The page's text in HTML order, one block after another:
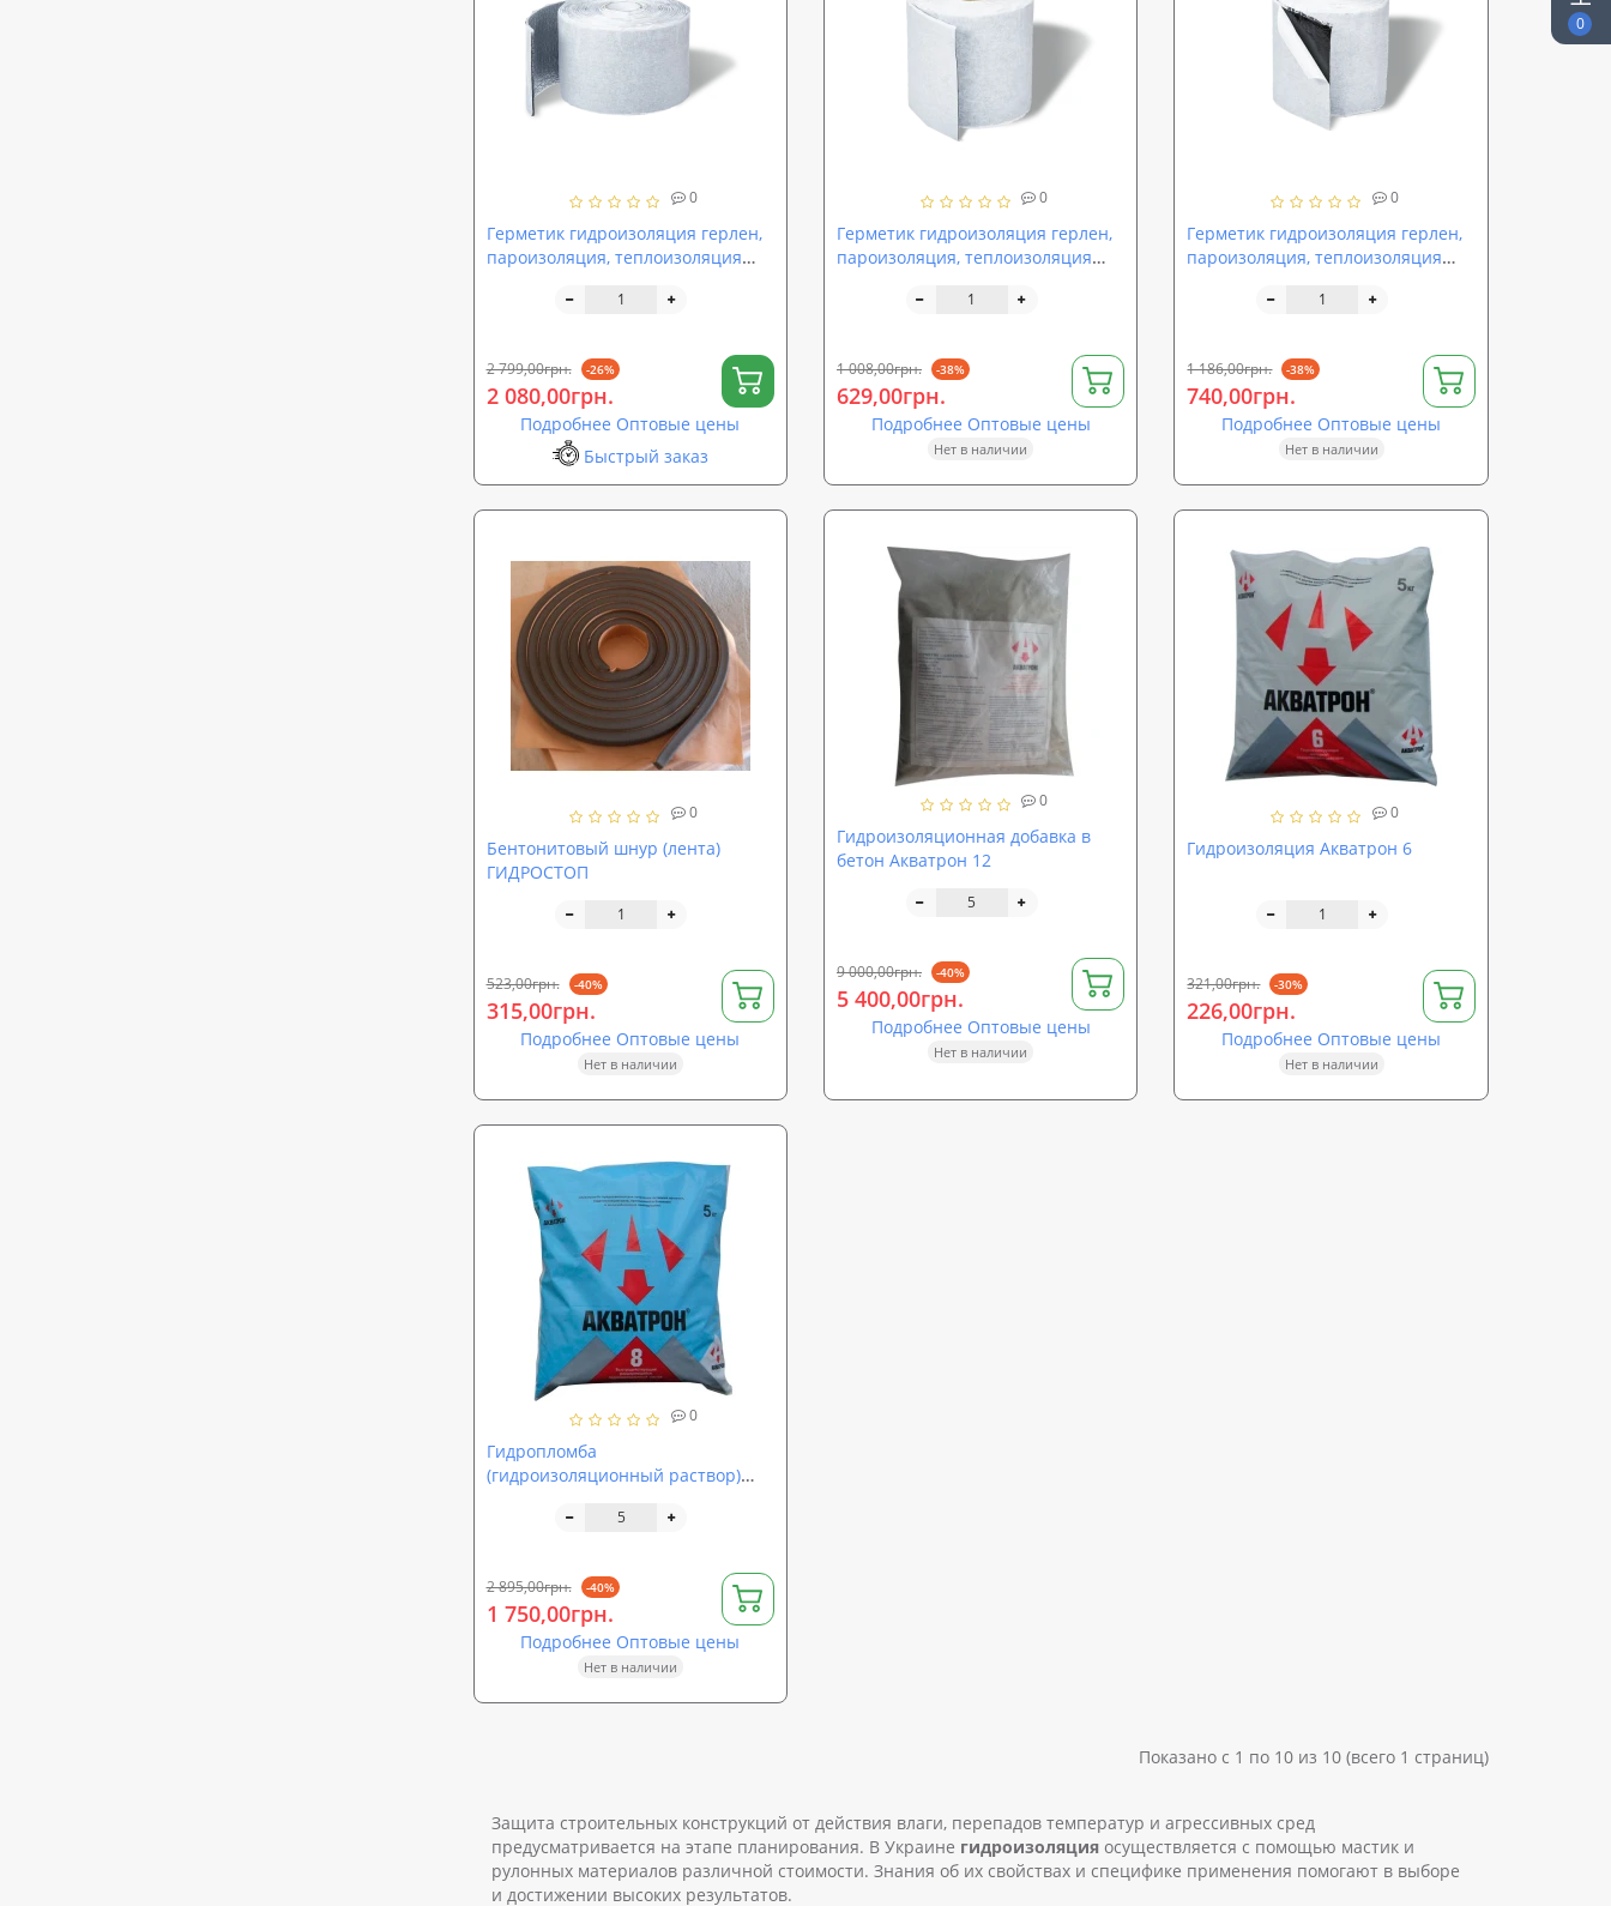
0
0
Герметик гидроизоляция герлен,
пароизоляция, теплоизоляция
PROTECT LT/PF4 (sp-0020)
2 799,00грн. -26%
2 080,00грн.
Подробнее Оптовые цены
Быстрый заказ
0
Герметик гидроизоляция герлен,
пароизоляция, теплоизоляция
PROTECT LB (sp-0018)
1 008,00грн. -38%
629,00грн.
Подробнее Оптовые цены
Нет в наличии
0
Герметик гидроизоляция герлен,
пароизоляция, теплоизоляция
PROTECT LT/FA (sp-0017)
1 186,00грн. -38%
740,00грн.
Подробнее Оптовые цены
Нет в наличии
0
Бентонитовый шнур (лента)
ГИДРОСТОП
523,00грн. -40%
315,00грн.
Подробнее Оптовые цены
Нет в наличии
0
Гидроизоляционная добавка в
бетон Акватрон 12
9 000,00грн. -40%
5 400,00грн.
Подробнее Оптовые цены
Нет в наличии
0
Гидроизоляция Акватрон 6
321,00грн. -30%
226,00грн.
Подробнее Оптовые цены
Нет в наличии
0
Гидропломба
(гидроизоляционный раствор)
2 895,00грн. -40%
1 750,00грн.
Подробнее Оптовые цены
Нет в наличии
Показано с 1 по 10 из 10 (всего 1 страниц)
Защита строительных конструкций от действия влаги, перепадов температур и агрессивных сред
предусматривается на этапе планирования. В Украине гидроизоляцияосуществляется с помощью мастик и
рулонных материалов различной стоимости. Знания об их свойствах и специфике применения помогают в выборе
и достижении высоких результатов.